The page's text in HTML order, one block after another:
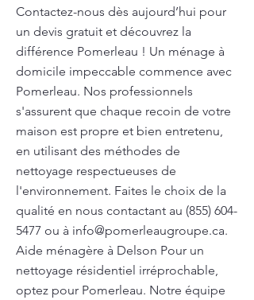
Contactez-nous dès aujourd’hui pour
un devis gratuit et découvrez la
différence Pomerleau ! Un ménage à
domicile impeccable commence avec
Pomerleau. Nos professionnels
s'assurent que chaque recoin de votre
maison est propre et bien entretenu,
en utilisant des méthodes de
nettoyage respectueuses de
l'environnement. Faites le choix de la
qualité en nous contactant au (855) 604-
5477 ou à info@pomerleaugroupe.ca.
Aide ménagère à Delson Pour un
nettoyage résidentiel irréprochable,
optez pour Pomerleau. Notre équipe